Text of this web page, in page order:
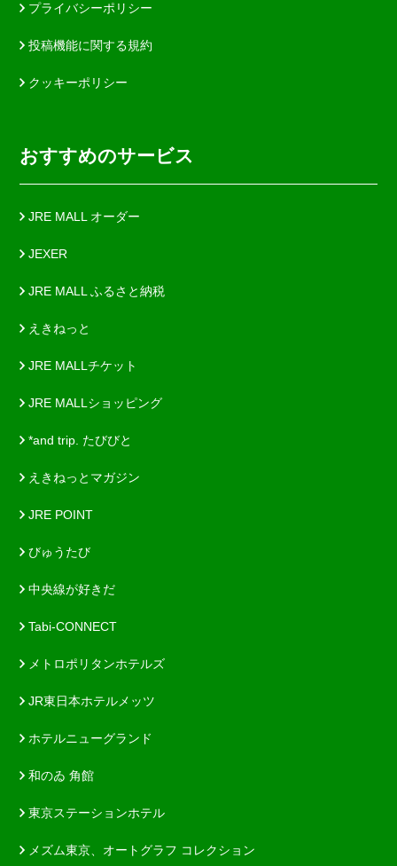
プライバシーポリシー
投稿機能に関する規約
クッキーポリシー
おすすめのサービス
JRE MALL オーダー
JEXER
JRE MALL ふるさと納税
えきねっと
JRE MALLチケット
JRE MALLショッピング
*and trip. たびびと
えきねっとマガジン
JRE POINT
びゅうたび
中央線が好きだ
Tabi-CONNECT
メトロポリタンホテルズ
JR東日本ホテルメッツ
ホテルニューグランド
和のゐ 角館
東京ステーションホテル
メズム東京、オートグラフ コレクション